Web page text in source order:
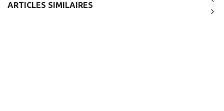
ARTICLES SIMILAIRES